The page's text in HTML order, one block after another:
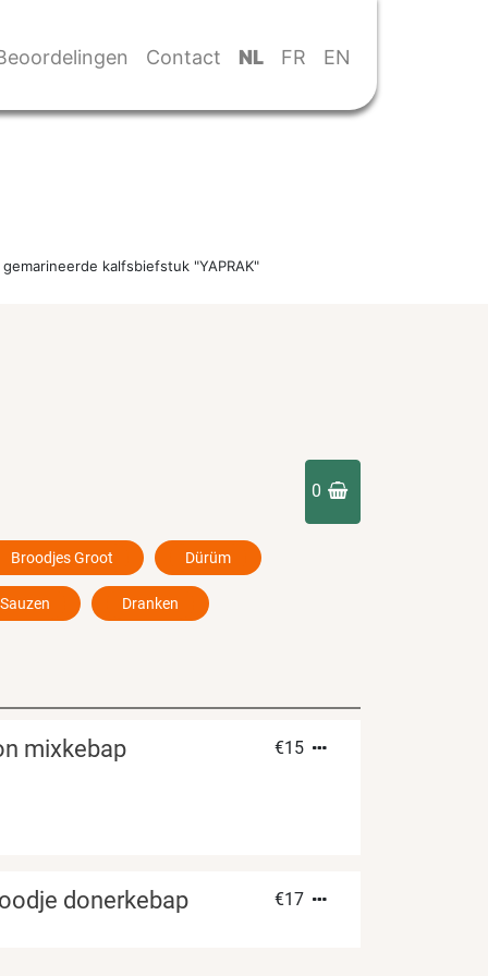
Contact NL FR EN
kalfsbiefstuk "YAPRAK"
0
Broodjes Groot Dürüm
Sauzen Dranken
mixkebap €15
donerkebap €17